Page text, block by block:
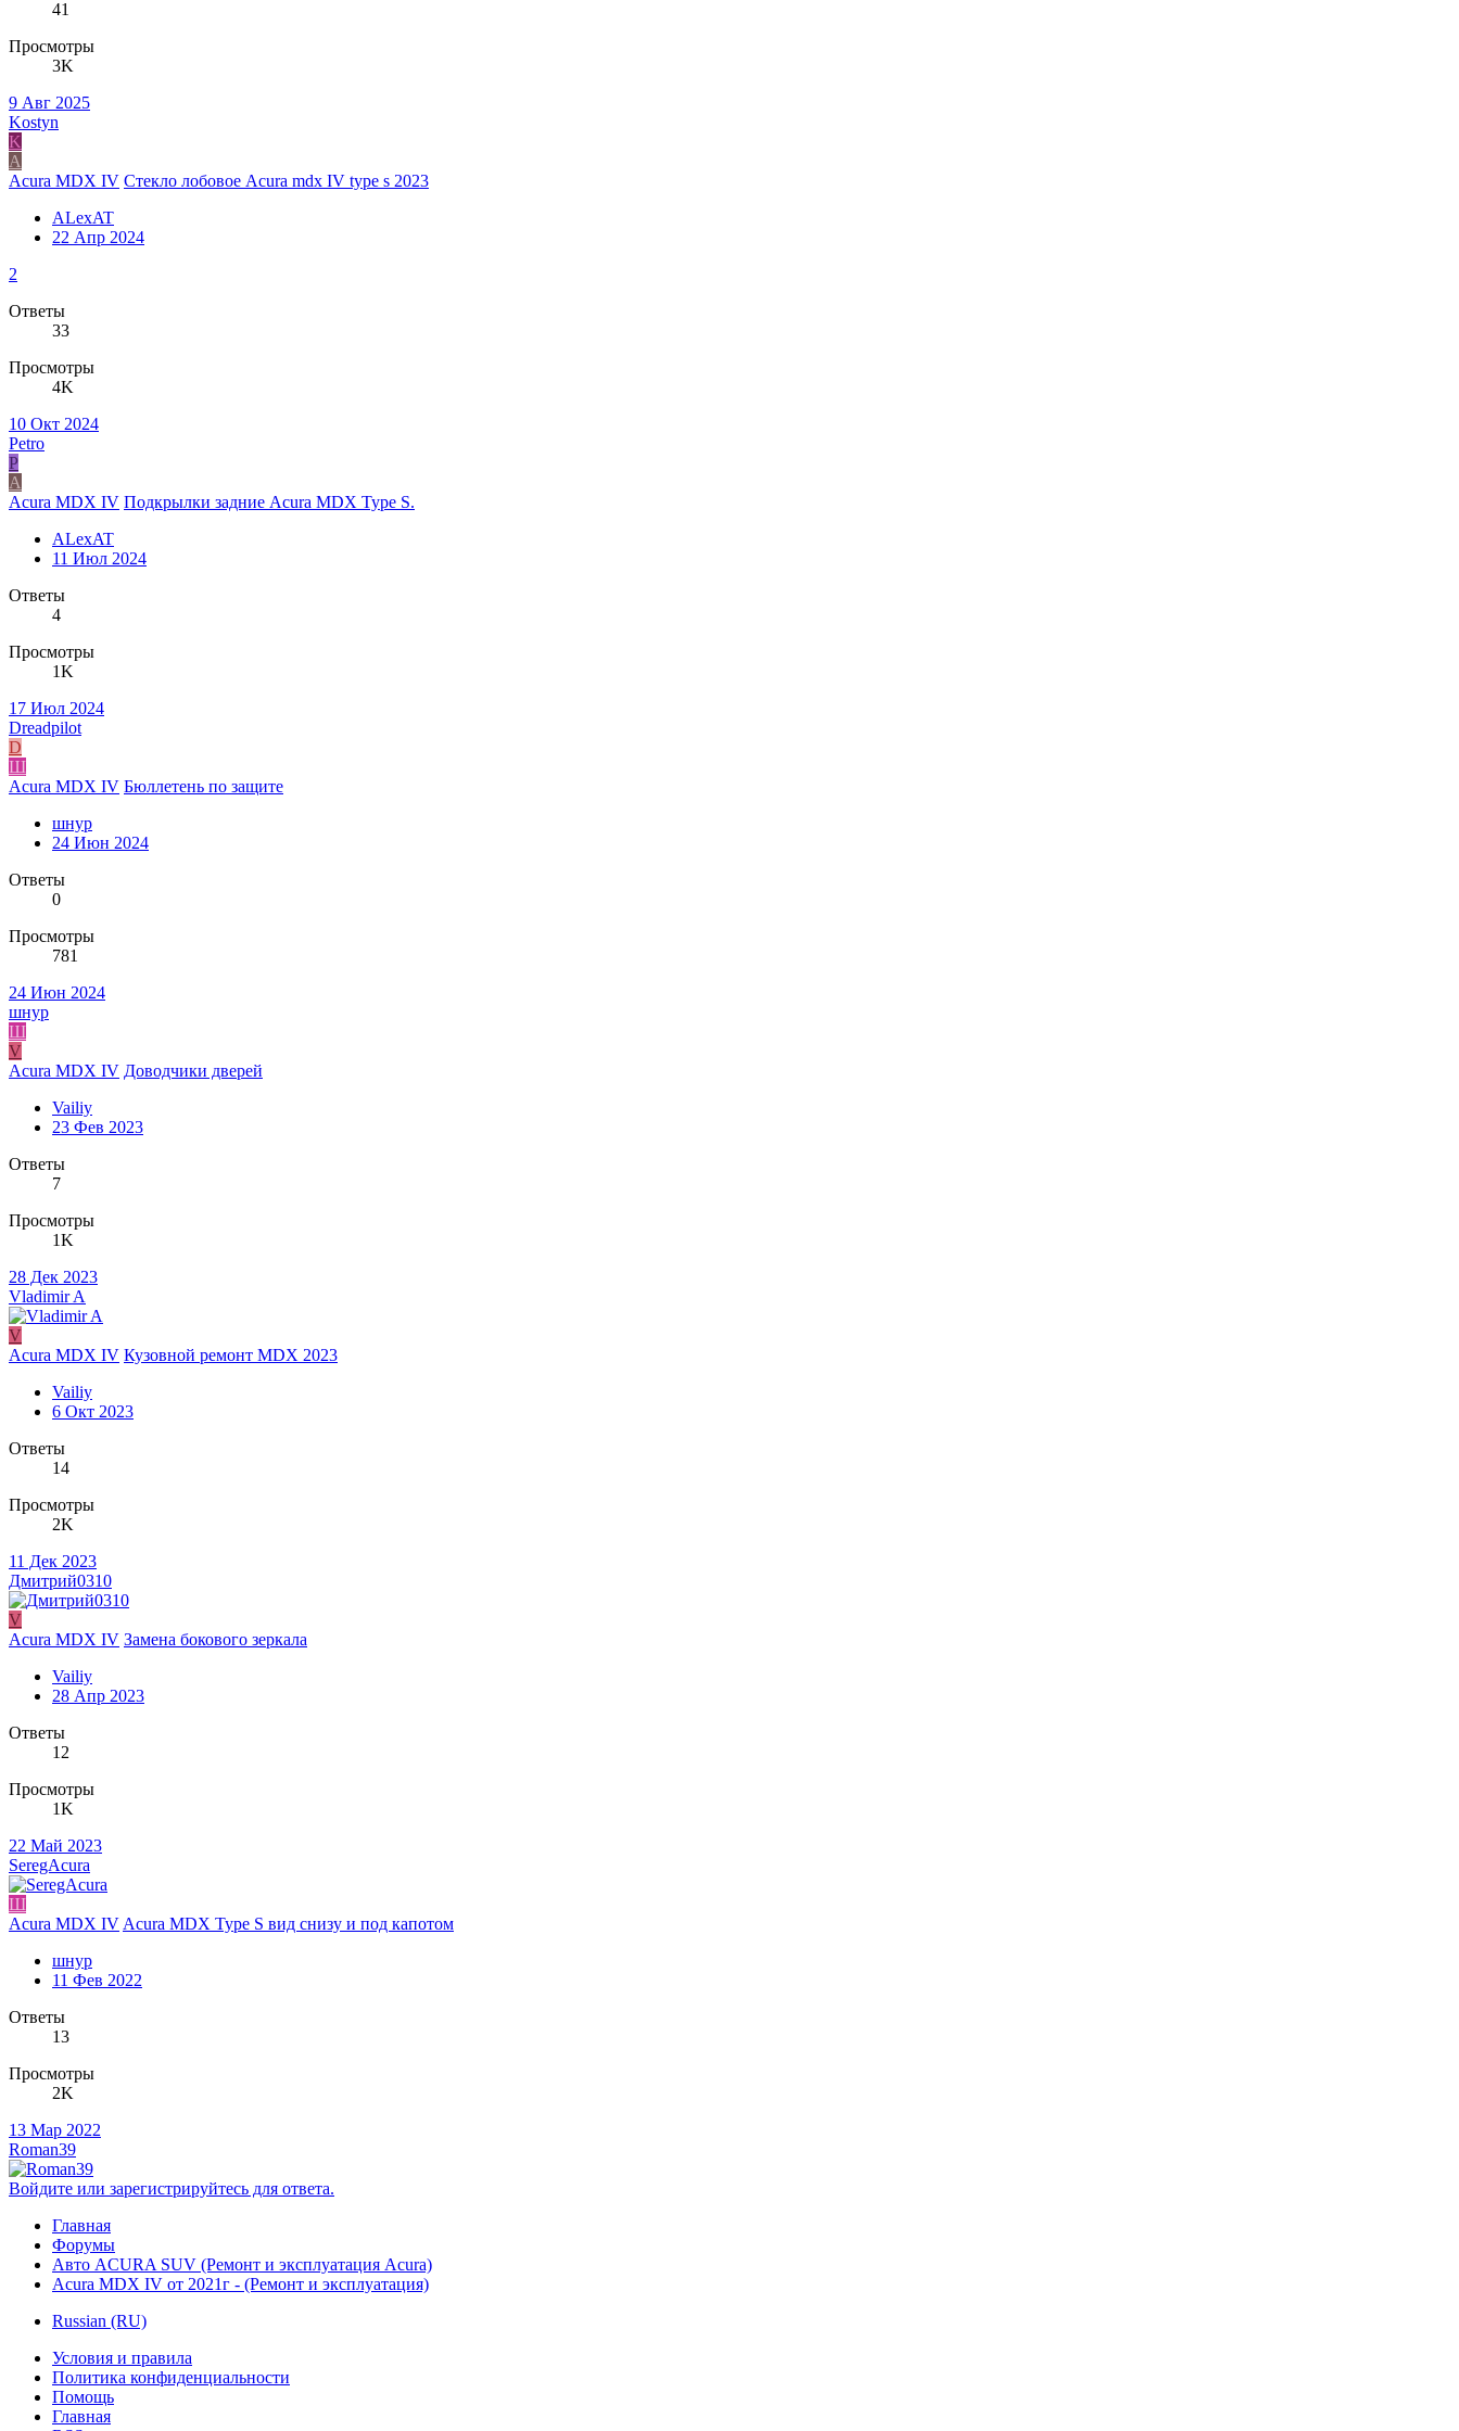
41
Просмотры
3K
9 Авг 2025
Kostyn
K
A
Acura MDX IV Стекло лобовое Acura mdx IV type s 2023
ALexAT
22 Апр 2024
2
Ответы
33
Просмотры
4K
10 Окт 2024
Petro
P
A
Acura MDX IV Подкрылки задние Acura MDX Type S.
ALexAT
11 Июл 2024
Ответы
4
Просмотры
1K
17 Июл 2024
Dreadpilot
D
Ш
Acura MDX IV Бюллетень по защите
шнур
24 Июн 2024
Ответы
0
Просмотры
781
24 Июн 2024
шнур
Ш
V
Acura MDX IV Доводчики дверей
Vailiy
23 Фев 2023
Ответы
7
Просмотры
1K
28 Дек 2023
Vladimir A
V
Acura MDX IV Кузовной ремонт MDX 2023
Vailiy
6 Окт 2023
Ответы
14
Просмотры
2K
11 Дек 2023
Дмитрий0310
V
Acura MDX IV Замена бокового зеркала
Vailiy
28 Апр 2023
Ответы
12
Просмотры
1K
22 Май 2023
SeregAcura
Ш
Acura MDX IVAcura MDX Type S вид снизу и под капотом
шнур
11 Фев 2022
Ответы
13
Просмотры
2K
13 Мар 2022
Roman39
Войдите или зарегистрируйтесь для ответа.
Главная
Форумы
Авто ACURA SUV (Ремонт и эксплуатация Acura)
Acura MDX IV от 2021г - (Ремонт и эксплуатация)
Russian (RU)
Условия и правила
Политика конфиденциальности
Помощь
Главная